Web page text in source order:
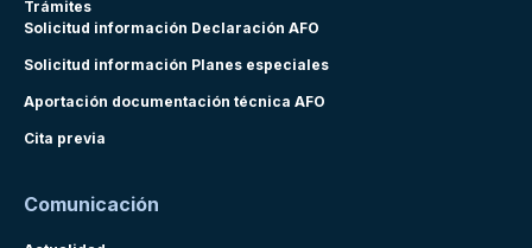
Trámites
Solicitud información Declaración AFO
Solicitud información Planes especiales
Aportación documentación técnica AFO
Cita previa
Comunicación